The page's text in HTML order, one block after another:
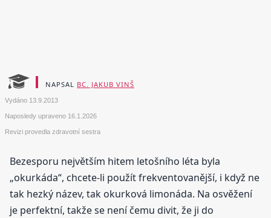
NAPSAL BC. JAKUB VINŠ
Vydáno 13.9.2013
Naposledy upraveno 16.1.2026
Revizi provedla zdravotní sestra
Bezesporu největším hitem letošního léta byla
„okurkáda“, chcete-li použít frekventovanější, i když ne
tak hezký název, tak okurková limonáda. Na osvěžení
je perfektní, takže se není čemu divit, že ji do